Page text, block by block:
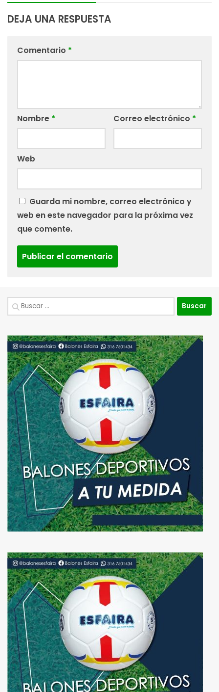
DEJA UNA RESPUESTA
Comentario *
Nombre * Correo electrónico *
Web
Guarda mi nombre, correo electrónico y
web en este navegador para la próxima vez
que comente.
Buscar: